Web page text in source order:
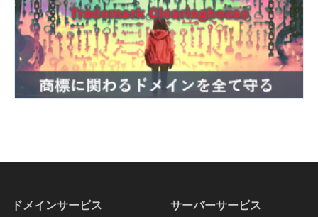
ドメインサービス サーバーサービス